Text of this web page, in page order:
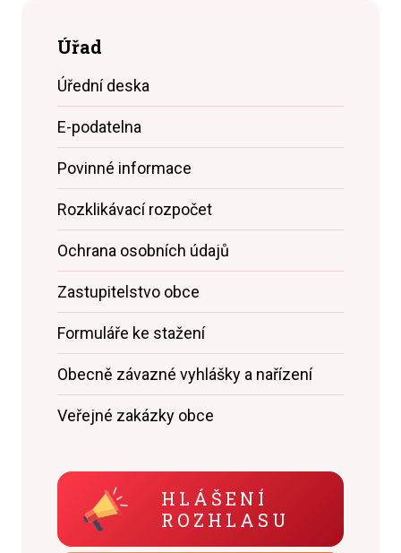
Úřad
Úřední deska
E-podatelna
Povinné informace
Rozklikávací rozpočet
Ochrana osobních údajů
Zastupitelstvo obce
Formuláře ke stažení
Obecně závazné vyhlášky a nařízení
Veřejné zakázky obce
HLÁŠENÍ
ROZHLASU